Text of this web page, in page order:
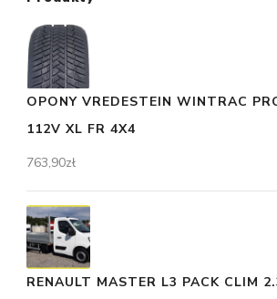
OPONY VREDESTEIN WINTRAC
112V XL FR 4X4
763,90zł
RENAULT MASTER L3 PACK CLIM